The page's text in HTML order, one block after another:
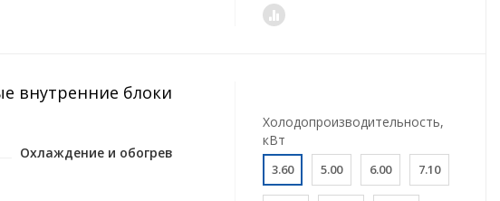
внутренние блоки
Охлаждение и обогрев
Холодопроизводительность,
кВт
3.60 5.00 6.00 7.10